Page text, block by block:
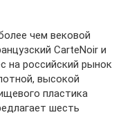
чем вековой
CarteNoir и
на российский рынок
высокой
пластика
шесть